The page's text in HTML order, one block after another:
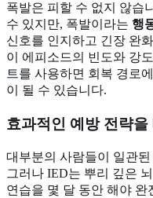
폭발은 피할 수 없지 않습
수 있지만, 폭발이라는 행
신호를 인지하고 긴장 완
이 에피소드의 빈도와 강
트를 사용하면 회복 경로
이 될 수 있습니다.
효과적인 예방 전략
대부분의 사람들이 일관
그러나 IED는 뿌리 깊은
연습을 몇 달 동안 해야 완